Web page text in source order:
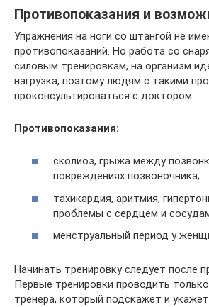
Противопоказания и
Упражнения на ноги со штангой не
противопоказаний. Но работа со
силовым тренировкам, на организм
нагрузка, поэтому людям с такими
проконсультироваться с доктором.
Противопоказания:
сколиоз, грыжа между
повреждениях позвоночника;
тахикардия, аритмия,
проблемы с сердцем и
менструальный период у
Начинать тренировку следует после
Первые тренировки проводить
тренера, который подскажет и